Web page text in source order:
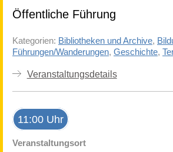
Öffentliche Führung
Kategorien: Bibliotheken und Archive,
Führungen/Wanderungen, Geschichte,
Veranstaltungsdetails
11:00 Uhr
Veranstaltungsort